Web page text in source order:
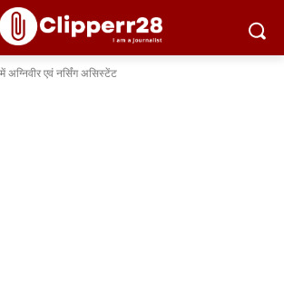
अग्निवीर एवं नर्सिंग असिस्टेंट